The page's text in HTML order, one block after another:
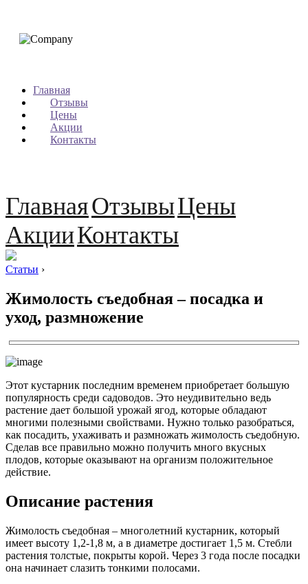
Главная
Отзывы
Цены
Акции
Контакты
ГлавнаяОтзывыЦены
АкцииКонтакты
Статьи ›
Жимолость съедобная – посадка и
уход, размножение
Этот кустарник последним временем приобретает большую
популярность среди садоводов. Это неудивительно ведь
растение дает большой урожай ягод, которые обладают
многими полезными свойствами. Нужно только разобраться,
как посадить, ухаживать и размножать жимолость съедобную.
Сделав все правильно можно получить много вкусных
плодов, которые оказывают на организм положительное
действие.
Описание растения
Жимолость съедобная – многолетний кустарник, который
имеет высоту 1,2-1,8 м, а в диаметре достигает 1,5 м. Стебли
растения толстые, покрыты корой. Через 3 года после посадки
она начинает слазить тонкими полосами.